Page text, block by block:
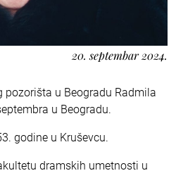
20. septembar 2024.
pozorišta u Beogradu Radmila
u Beogradu.
godine u Kruševcu.
dramskih umetnosti u